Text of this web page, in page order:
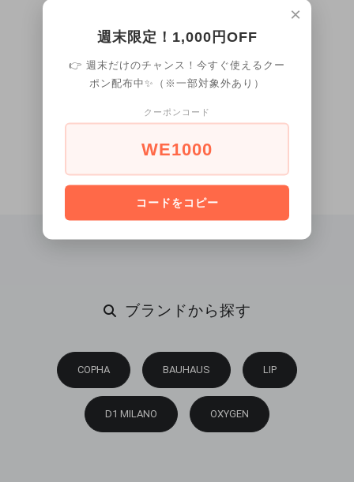
ブランドから探す
COPHA BAUHAUS LIP
D1 MILANO OXYGEN
×
週末限定！1,000円OFF
👉 週末だけのチャンス！今すぐ使えるクー
ポン配布中✨（※一部対象外あり）
クーポンコード
WE1000
コードをコピー